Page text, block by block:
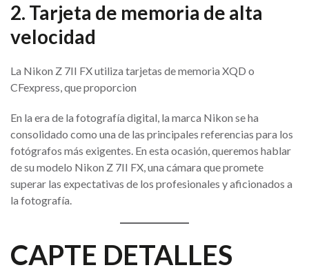
2. Tarjeta de memoria de alta
velocidad
La Nikon Z 7II FX utiliza tarjetas de memoria XQD o
CFexpress, que proporcion
En la era de la fotografía digital, la marca Nikon se ha
consolidado como una de las principales referencias para los
fotógrafos más exigentes. En esta ocasión, queremos hablar
de su modelo Nikon Z 7II FX, una cámara que promete
superar las expectativas de los profesionales y aficionados a
la fotografía.
CAPTE DETALLES